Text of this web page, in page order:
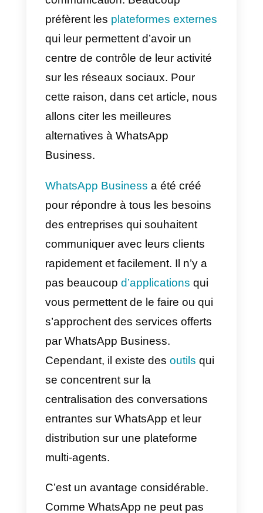
Certaines personnes ou
entreprises ne souhaitent pas
utiliser WhatsApp comme
principale méthode de
communication. Beaucoup
préfèrent les
qui leur permettent d’avoir un
centre de contrôle de leur activité
sur les réseaux sociaux. Pour
cette raison, dans cet article,
allons citer les meilleures
alternatives à WhatsApp
Business.
WhatsApp Businessa été créé
pour répondre à tous les besoins
des entreprises qui souhaitent
communiquer avec leurs clients
rapidement et facilement. Il n’y a
vous permettent de le faire ou qui